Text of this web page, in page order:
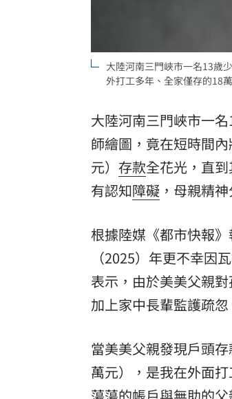
台彩父親節推新刮刮樂千
「拍片人的多重宇宙」職
8國球員齊聚高雄
理想混蛋號召粉絲跨海追
大陸河南三門峽市一名13歲
外打工多年、全家僅存的18
大陸河南三門峽市一名
師繪圖，竟在短時間
元） 存款全花光，直
有認知障礙 ，母親精
根據陸媒《都市快報
（2025）年更不幸因
表示，由於美美父親
加上家中長輩監護疏
當美美父親發現戶頭
萬元），是我在外面
蕩蕩的帳戶與無助的